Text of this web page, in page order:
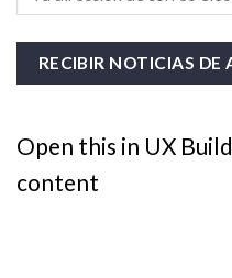
Open this in UX
content